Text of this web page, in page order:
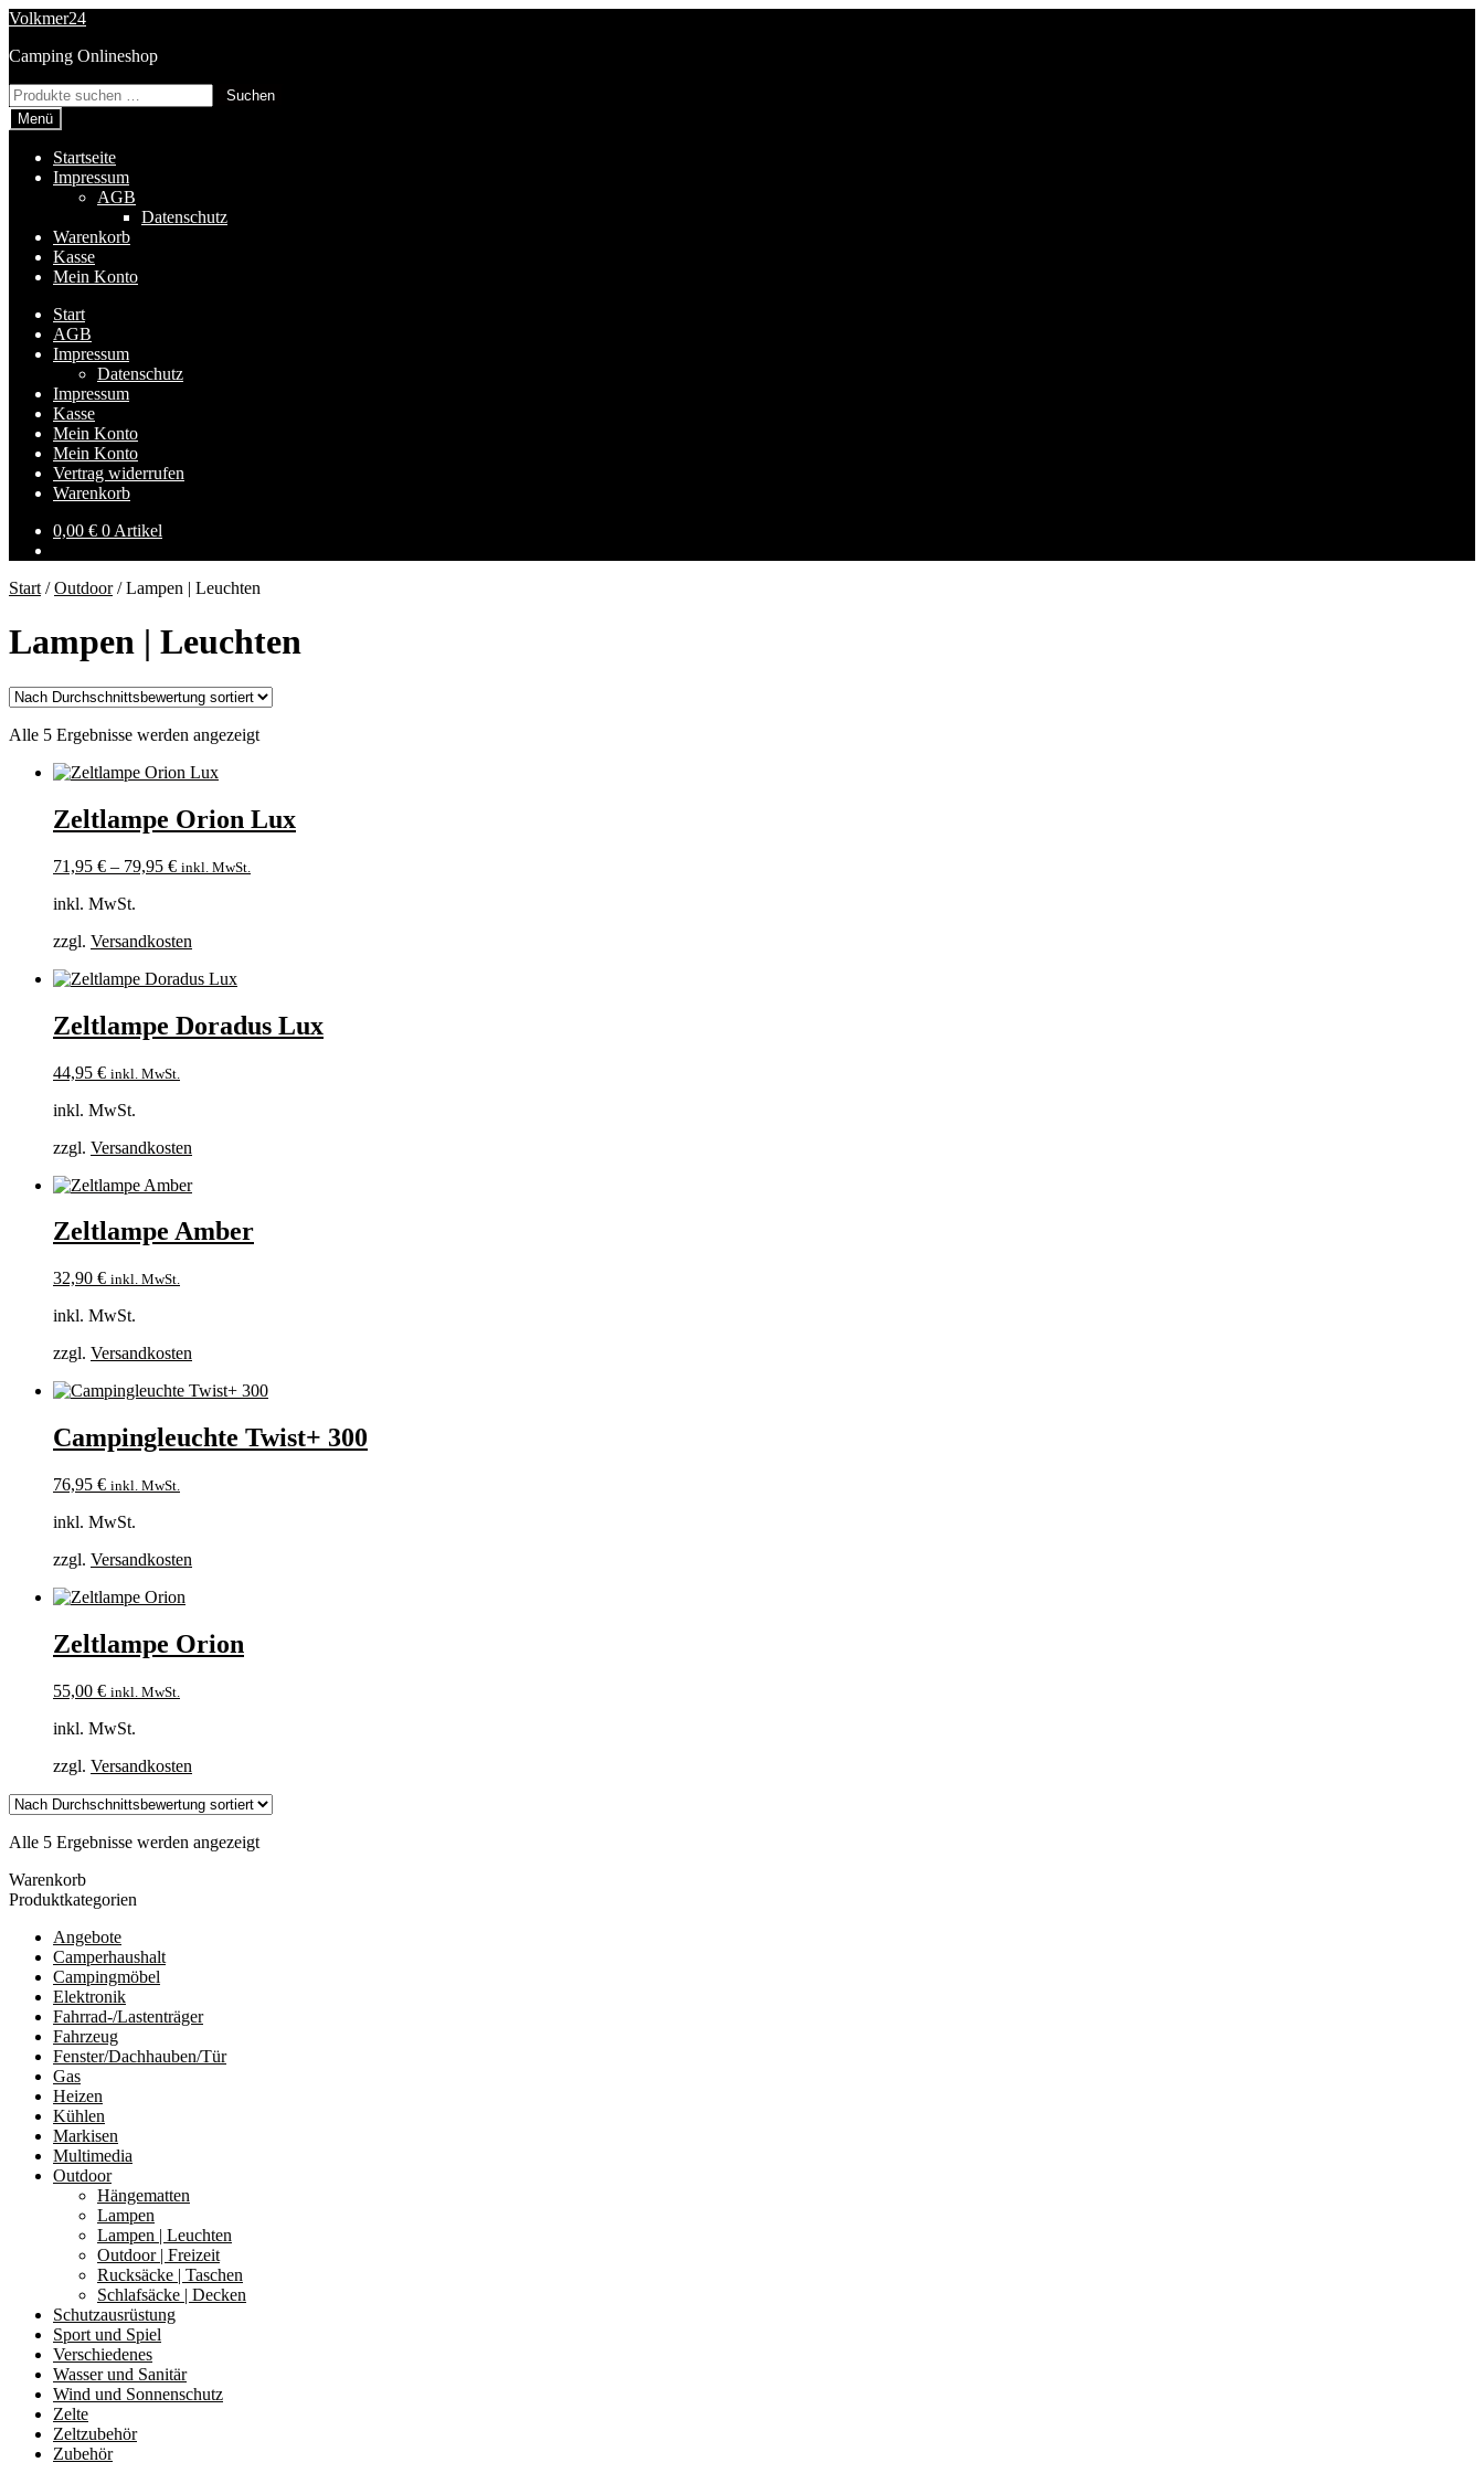
Zur
springen
Zum
springen
Volkmer24
Camping Onlineshop
Suchen
nach:
Suchen
Menü
Startseite
Impressum
AGB
Datenschutz
Warenkorb
Kasse
Mein Konto
Start
AGB
Impressum
Datenschutz
Impressum
Kasse
Mein Konto
Mein Konto
Vertrag widerrufen
Warenkorb
0,00 € 0 Artikel
Start /Outdoor/Lampen | Leuchten
Lampen | Leuchten
Alle 5 Ergebnisse werden angezeigtNach
Zeltlampe Orion Lux
71,95 € – 79,95 € inkl. MwSt.
inkl. MwSt.
zzgl. Versandkosten
Zeltlampe Doradus Lux
44,95 € inkl. MwSt.
inkl. MwSt.
zzgl. Versandkosten
Zeltlampe Amber
32,90 € inkl. MwSt.
inkl. MwSt.
zzgl. Versandkosten
Campingleuchte Twist+ 300
76,95 € inkl. MwSt.
inkl. MwSt.
zzgl. Versandkosten
Zeltlampe Orion
55,00 € inkl. MwSt.
inkl. MwSt.
zzgl. Versandkosten
Alle 5 Ergebnisse werden angezeigtNach
Warenkorb
Produktkategorien
Angebote
Camperhaushalt
Campingmöbel
Elektronik
Fahrrad-/Lastenträger
Fahrzeug
Fenster/Dachhauben/Tür
Gas
Heizen
Kühlen
Markisen
Multimedia
Outdoor
Hängematten
Lampen
Lampen | Leuchten
Outdoor | Freizeit
Rucksäcke | Taschen
Schlafsäcke | Decken
Schutzausrüstung
Sport und Spiel
Verschiedenes
Wasser und Sanitär
Wind und Sonnenschutz
Zelte
Zeltzubehör
Zubehör